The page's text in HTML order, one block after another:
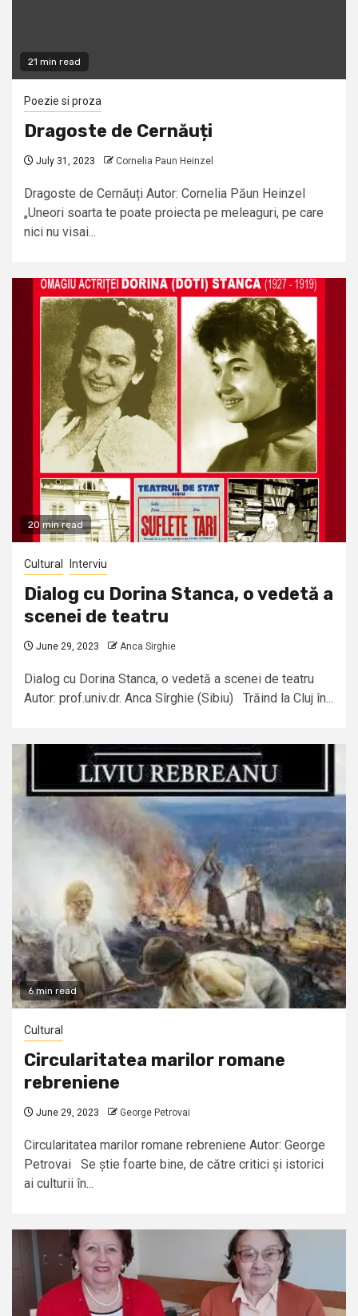
21 min read
Poezie si proza
Dragoste de Cernăuți
July 31, 2023 Cornelia Paun Heinzel
Dragoste de Cernăuți Autor: Cornelia Păun Heinzel
„Uneori soarta te poate proiecta pe meleaguri, pe care
nici nu visai...
20 min read
Cultural Interviu
Dialog cu Dorina Stanca, o vedetă a
scenei de teatru
June 29, 2023 Anca Sirghie
Dialog cu Dorina Stanca, o vedetă a scenei de teatru
Autor: prof.univ.dr. Anca Sîrghie (Sibiu) Trăind la Cluj în...
6 min read
Cultural
Circularitatea marilor romane
rebreniene
June 29, 2023 George Petrovai
Circularitatea marilor romane rebreniene Autor: George
Petrovai Se știe foarte bine, de către critici și istorici
ai culturii în...